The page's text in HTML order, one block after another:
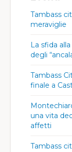
Tambass
meraviglie
La sfida
degli
Tambass
finale a
una vita
affetti
Tambass